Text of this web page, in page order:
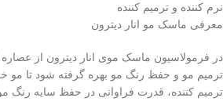
نرم کننده و ترمیم کننده
معرفی ماسک مو انار دیترون
در فرمولاسیون ماسک موی انار دیترون از
ترمیم مو و حفظ رنگ مو بهره گرفته شود تا مو
ترمیم کننده، قدرت فراوانی در حفظ سایه